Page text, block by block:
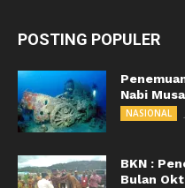
POSTING POPULER
Nabi
NASIONAL
BKN :
Bulan